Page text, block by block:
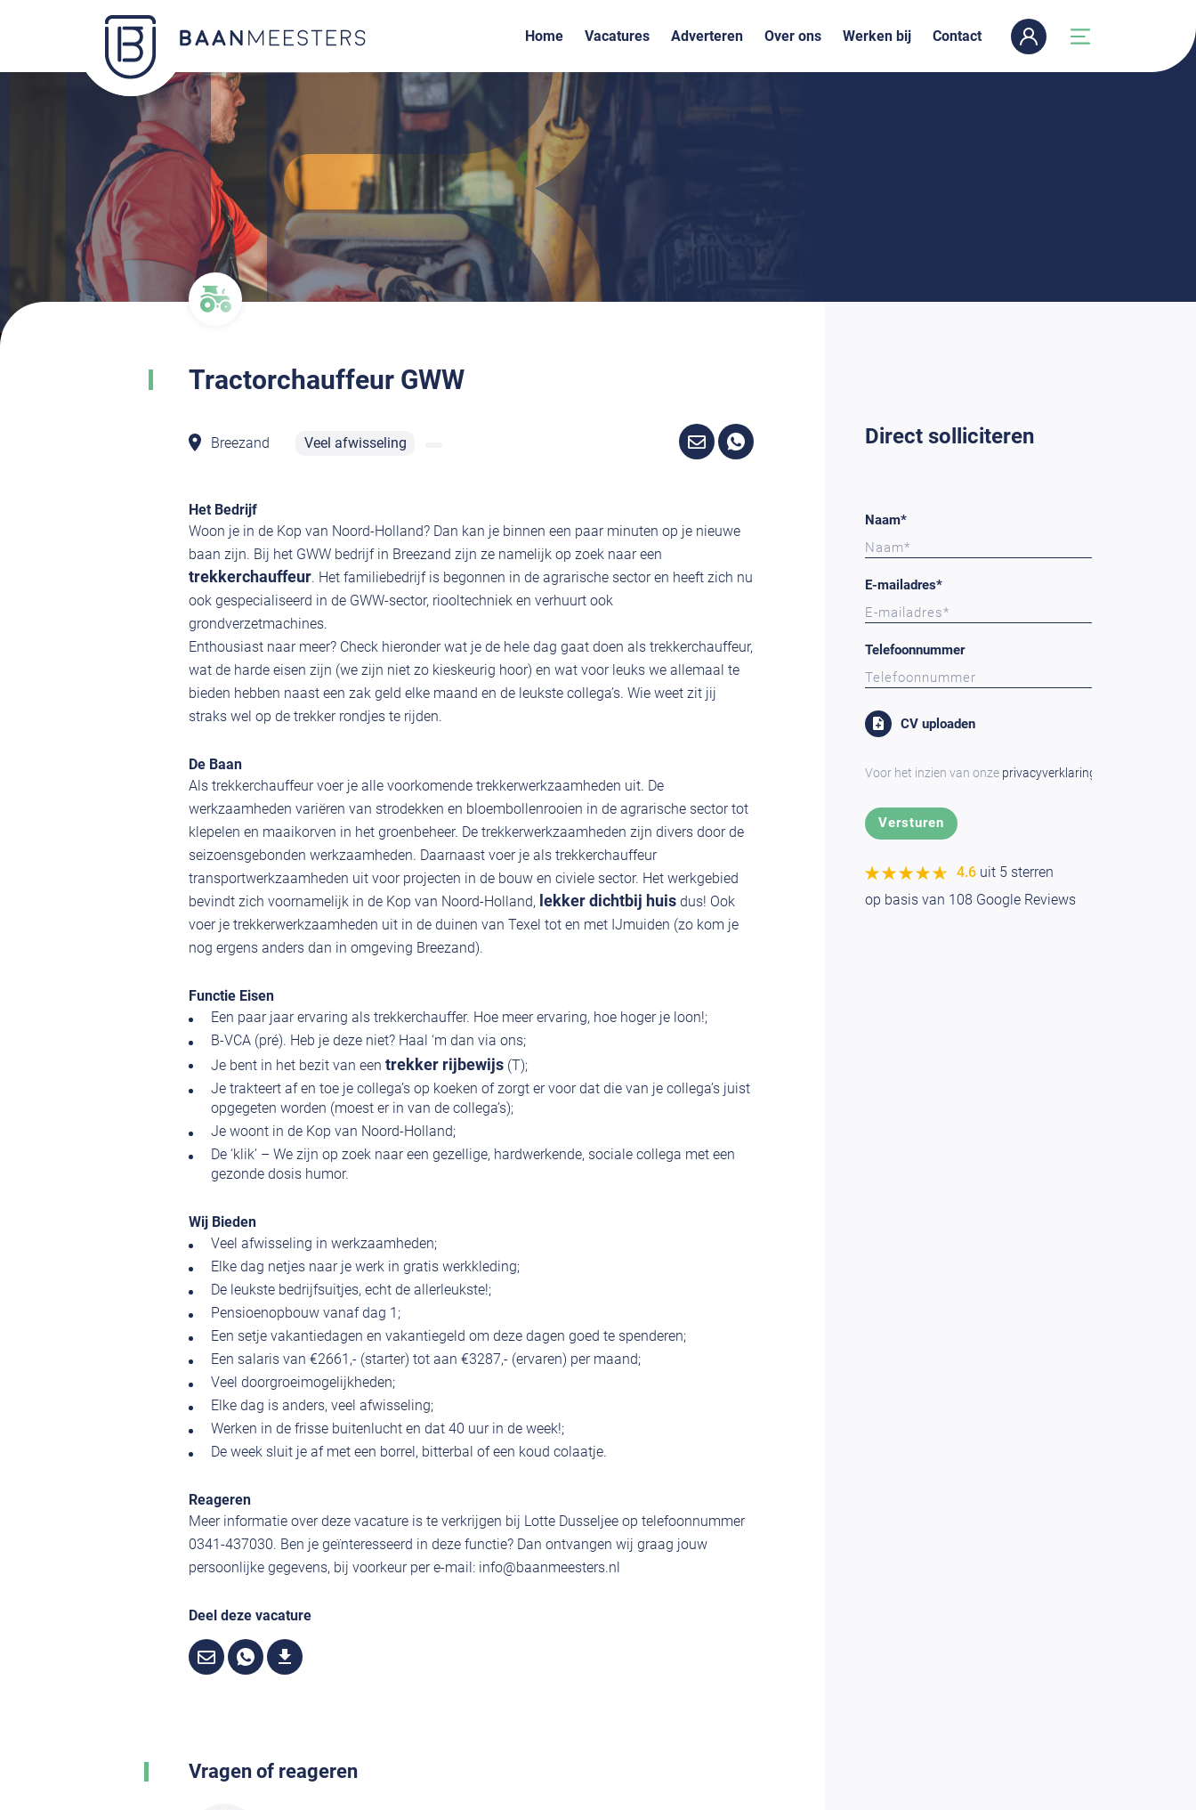
Home Vacatures Adverteren Over ons Werken bij Contact
Tractorchauffeur GWW
Breezand Veel afwisseling
Het Bedrijf
Woon je in de Kop van Noord-Holland? Dan kan je binnen een paar minuten op je nieuwe
baan zijn. Bij het GWW bedrijf in Breezand zijn ze namelijk op zoek naar een
trekkerchauffeur. Het familiebedrijf is begonnen in de agrarische sector en heeft zich nu
ook gespecialiseerd in de GWW-sector, riooltechniek en verhuurt ook
grondverzetmachines.
Enthousiast naar meer? Check hieronder wat je de hele dag gaat doen als trekkerchauffeur,
wat de harde eisen zijn (we zijn niet zo kieskeurig hoor) en wat voor leuks we allemaal te
bieden hebben naast een zak geld elke maand en de leukste collega’s. Wie weet zit jij
straks wel op de trekker rondjes te rijden.
De Baan
Als trekkerchauffeur voer je alle voorkomende trekkerwerkzaamheden uit. De
werkzaamheden variëren van strodekken en bloembollenrooien in de agrarische sector tot
klepelen en maaikorven in het groenbeheer. De trekkerwerkzaamheden zijn divers door de
seizoensgebonden werkzaamheden. Daarnaast voer je als trekkerchauffeur
transportwerkzaamheden uit voor projecten in de bouw en civiele sector. Het werkgebied
bevindt zich voornamelijk in de Kop van Noord-Holland, lekker dichtbij huis dus! Ook
voer je trekkerwerkzaamheden uit in de duinen van Texel tot en met IJmuiden (zo kom je
nog ergens anders dan in omgeving Breezand).
Functie Eisen
Een paar jaar ervaring als trekkerchauffer. Hoe meer ervaring, hoe hoger je loon!;
B-VCA (pré). Heb je deze niet? Haal ‘m dan via ons;
Je bent in het bezit van een trekker rijbewijs (T);
Je trakteert af en toe je collega’s op koeken of zorgt er voor dat die van je collega’s juist
opgegeten worden (moest er in van de collega’s);
Je woont in de Kop van Noord-Holland;
De ‘klik’ – We zijn op zoek naar een gezellige, hardwerkende, sociale collega met een
gezonde dosis humor.
Wij Bieden
Veel afwisseling in werkzaamheden;
Elke dag netjes naar je werk in gratis werkkleding;
De leukste bedrijfsuitjes, echt de allerleukste!;
Pensioenopbouw vanaf dag 1;
Een setje vakantiedagen en vakantiegeld om deze dagen goed te spenderen;
Een salaris van €2661,- (starter) tot aan €3287,- (ervaren) per maand;
Veel doorgroeimogelijkheden;
Elke dag is anders, veel afwisseling;
Werken in de frisse buitenlucht en dat 40 uur in de week!;
De week sluit je af met een borrel, bitterbal of een koud colaatje.
Reageren
Meer informatie over deze vacature is te verkrijgen bij Lotte Dusseljee op telefoonnummer
0341-437030. Ben je geïnteresseerd in deze functie? Dan ontvangen wij graag jouw
persoonlijke gegevens, bij voorkeur per e-mail: info@baanmeesters.nl
Deel deze vacature
Vragen of reageren
Direct solliciteren
Naam*
E-mailadres*
Telefoonnummer
CV uploaden
Voor het inzien van onze privacyverklaring
★★★★★
★★★★★ 4.6 uit 5 sterren
op basis van 108 Google Reviews